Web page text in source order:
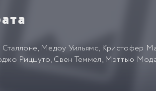
, Медоу Уильямс, Кристофер
Риццуто,Свен Теммел, Мэттью